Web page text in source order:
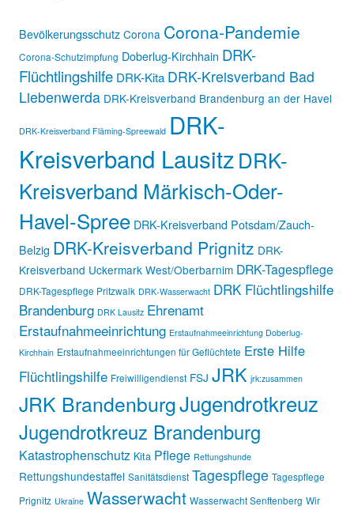
Bevölkerungsschutz Corona Corona-Pandemie
Corona-Schutzimpfung Doberlug-Kirchhain DRK-
Flüchtlingshilfe DRK-Kita DRK-Kreisverband Bad
Liebenwerda DRK-Kreisverband Brandenburg an der Havel
DRK-Kreisverband Fläming-Spreewald DRK-
Kreisverband LausitzDRK-
Kreisverband Märkisch-Oder-
Havel-Spree DRK-Kreisverband Potsdam/Zauch-
Belzig DRK-Kreisverband Prignitz DRK-
Kreisverband Uckermark West/Oberbarnim DRK-Tagespflege
DRK-Tagespflege Pritzwalk DRK-Wasserwacht DRK Flüchtlingshilfe
Brandenburg DRK Lausitz Ehrenamt
Erstaufnahmeeinrichtung Erstaufnahmeeinrichtung Doberlug-
Kirchhain Erstaufnahmeeinrichtungen für Geflüchtete Erste Hilfe
Flüchtlingshilfe Freiwilligendienst FSJ JRK jrk:zusammen
JRK BrandenburgJugendrotkreuz
Jugendrotkreuz Brandenburg
Katastrophenschutz Kita Pflege Rettungshunde
Rettungshundestaffel Sanitätsdienst Tagespflege Tagespflege
Prignitz Ukraine Wasserwacht Wasserwacht Senftenberg Wir